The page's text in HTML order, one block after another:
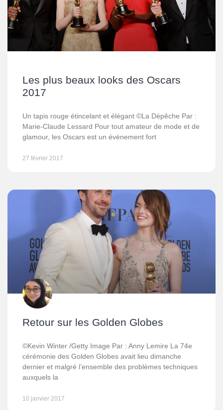
Les plus beaux looks des Oscars
2017
Un tapis rouge étincelant et élégant ©La Dépêche Par :
Marie-Claude Lessard Pour tout amateur de mode et de
glamour, les Oscars est un événement fort
27 février 2017
Retour sur les Golden Globes
©Kevin Winter /Getty Image Par : Anny Lemire La 74e
cérémonie des Golden Globes avait lieu dimanche
dernier et malgré l’ensemble des problèmes techniques
auxquels la
10 janvier 2017